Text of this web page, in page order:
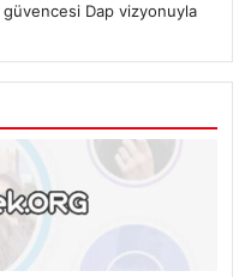
güvencesi Dap vizyonuyla